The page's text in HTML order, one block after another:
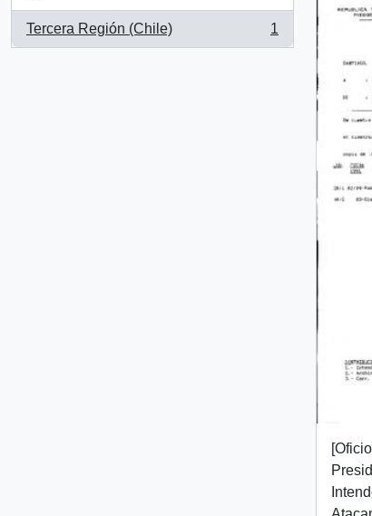
Tercera Región (Chile)
, 1 results
1